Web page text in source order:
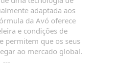
adaptada aos
da Avó oferece
e condições de
permitem que os seus
ao mercado global.
---